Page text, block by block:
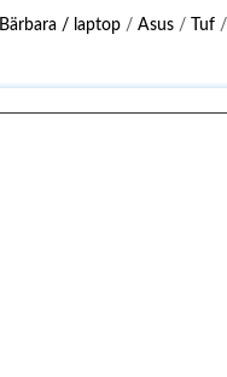
Bärbara / laptop /Asus / Tuf